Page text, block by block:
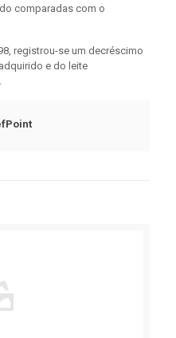
comparadas com o
registrou-se um decréscimo
e do leite